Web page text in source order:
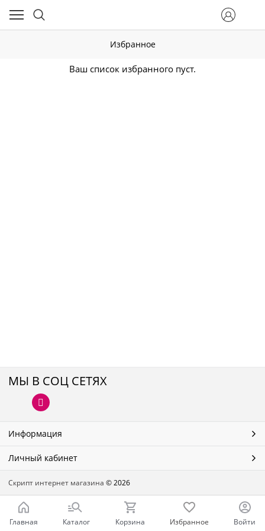
Избранное
Ваш список избранного пуст.
МЫ В СОЦ СЕТЯХ
Информация
Личный кабинет
Скрипт интернет магазина © 2026
Главная Каталог Корзина Избранное Войти